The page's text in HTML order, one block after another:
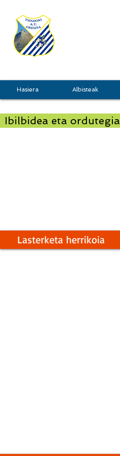
Ibilbidea eta ordutegia
Lasterketa herrikoia
Hasiera Albisteak